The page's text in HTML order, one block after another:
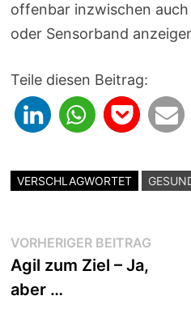
offenbar inzwischen
oder Sensorband
Teile diesen Beitrag:
VERSCHLAGWORTET
VORHERIGER BEITRAG
Agil zum Ziel – Ja,
aber …